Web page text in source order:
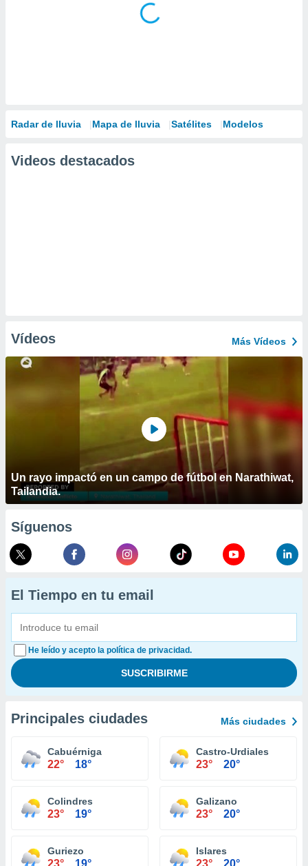
Radar de lluvia Mapa de lluvia Satélites Modelos
Videos destacados
Vídeos Más Vídeos
Un rayo impactó en un campo de fútbol en Narathiwat,
Tailandia.
Síguenos
El Tiempo en tu email
He leído y acepto la política de privacidad.
Principales ciudades Más ciudades
Cabuérniga
22° 18°
Castro-Urdiales
23° 20°
Colindres
23° 19°
Galizano
23° 20°
Guriezo
23° 19°
Islares
23° 20°